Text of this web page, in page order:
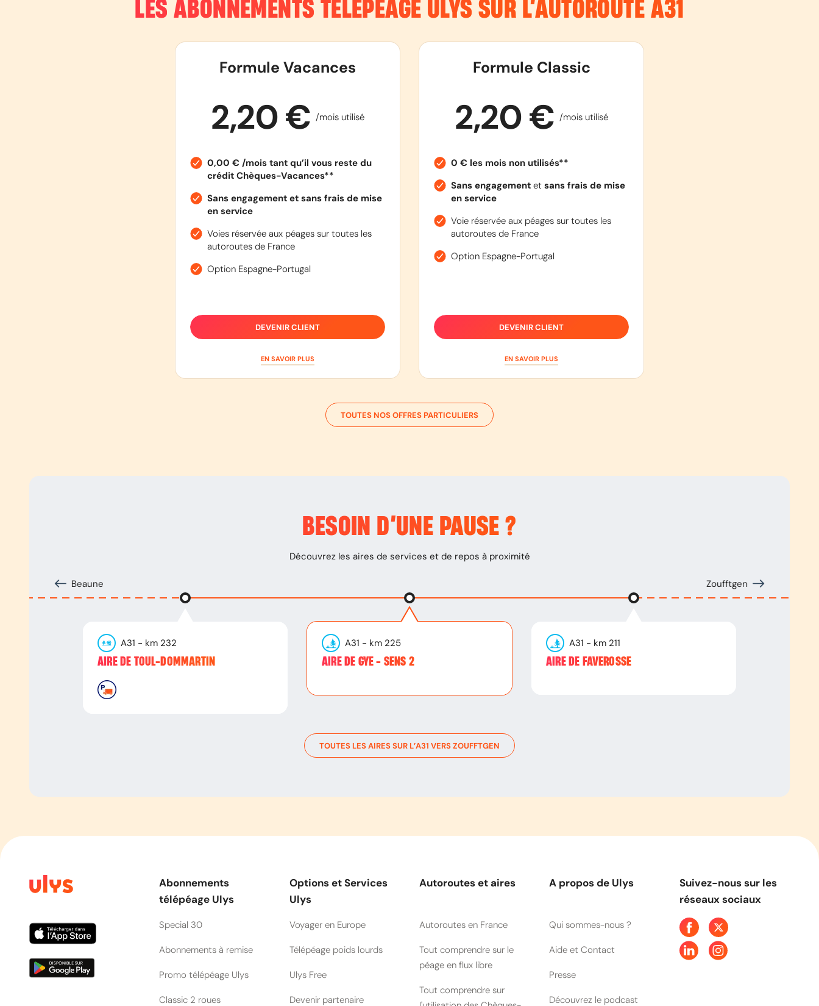
LES ABONNEMENTS TÉLÉPÉAGE ULYS SUR L’AUTOROUTE A31
Formule Vacances
2,20 € /mois utilisé
0,00 € /mois tant qu’il vous reste du
crédit Chèques-Vacances**
Sans engagement et sans frais de mise
en service
Voies réservée aux péages sur toutes les
autoroutes de France
Option Espagne-Portugal
DEVENIR CLIENT
EN SAVOIR PLUS
Formule Classic
2,20 € /mois utilisé
0 € les mois non utilisés**
Sans engagementet sans frais de mise
en service
Voie réservée aux péages sur toutes les
autoroutes de France
Option Espagne-Portugal
DEVENIR CLIENT
EN SAVOIR PLUS
TOUTES NOS OFFRES PARTICULIERS
BESOIN D’UNE PAUSE ?
Découvrez les aires de services et de repos à proximité
Beaune Zoufftgen
A31 - km 232
AIRE DE TOUL-DOMMARTIN
A31 - km 225
AIRE DE GYE - SENS 2
A31 - km 211
AIRE DE FAVEROSSE
TOUTES LES AIRES SUR L’A31 VERSZOUFFTGEN
Abonnements
télépéage Ulys
Special 30
Abonnements à remise
Promo télépéage Ulys
Classic 2 roues
Options et Services
Ulys
Voyager en Europe
Télépéage poids lourds
Ulys Free
Devenir partenaire
Autoroutes et aires
Autoroutes en France
Tout comprendre sur le
péage en flux libre
Tout comprendre sur
A propos de Ulys
Qui sommes-nous ?
Aide et Contact
Presse
Découvrez le podcast
Suivez-nous sur les
réseaux sociaux